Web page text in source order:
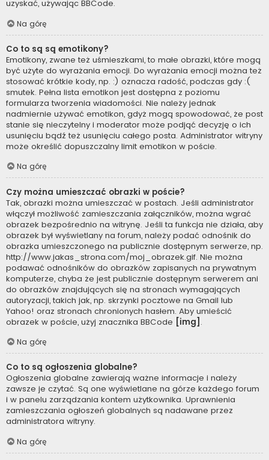
uzyskać, używając BBCode.
Na górę
Co to są są emotikony?
Emotikony, zwane też uśmieszkami, to małe obrazki, które mogą
być użyte do wyrażania emocji. Do wyrażania emocji można też
stosować krótkie kody, np. :) oznacza radość, podczas gdy :(
smutek. Pełna lista emotikon jest dostępna z poziomu
formularza tworzenia wiadomości. Nie należy jednak
nadmiernie używać emotikon, gdyż mogą spowodować, że post
stanie się nieczytelny i moderator może podjąć decyzję o ich
usunięciu bądź też usunięciu całego posta. Administrator witryny
może określić dopuszczalny limit emotikon w poście.
Na górę
Czy można umieszczać obrazki w poście?
Tak, obrazki można umieszczać w postach. Jeśli administrator
włączył możliwość zamieszczania załączników, można wgrać
obrazek bezpośrednio na witrynę. Jeśli ta funkcja nie działa, aby
obrazek był wyświetlany na forum, należy podać odnośnik do
obrazka umieszczonego na publicznie dostępnym serwerze, np.
http://www.jakas_strona.com/moj_obrazek.gif. Nie można
podawać odnośników do obrazków zapisanych na prywatnym
komputerze, chyba że jest publicznie dostępnym serwerem ani
do obrazków znajdujących się na stronach wymagających
autoryzacji, takich jak, np. skrzynki pocztowe na Gmail lub
Yahoo! oraz stronach chronionych hasłem. Aby umieścić
obrazek w poście, użyj znacznika BBCode [img] .
Na górę
Co to są ogłoszenia globalne?
Ogłoszenia globalne zawierają ważne informacje i należy
zawsze je czytać. Są one wyświetlane na górze każdego forum
i w panelu zarządzania kontem użytkownika. Uprawnienia
zamieszczania ogłoszeń globalnych są nadawane przez
administratora witryny.
Na górę